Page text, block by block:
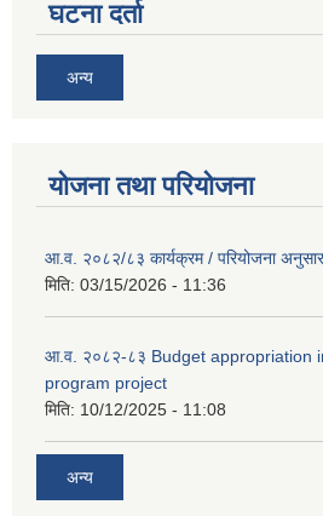
घटना दर्ता
अन्य
योजना तथा परियोजना
आ.व. २०८२/८३ कार्यक्रम / परियोजना
मिति: 03/15/2026 - 11:36
आ.व. २०८२-८३ Budget appropriation
program project
मिति: 10/12/2025 - 11:08
अन्य